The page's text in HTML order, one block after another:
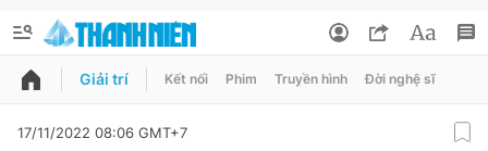
QUẢNG CÁO
Giải trí Kết nối Phim Truyền hình Đời nghệ sĩ
17/11/2022 08:06 GMT+7